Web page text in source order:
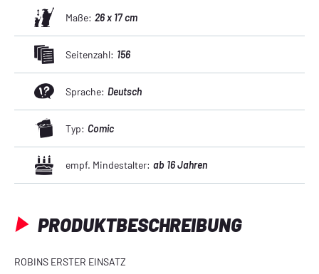
PRODUKTBESCHREIBUNG
ROBINS ERSTER EINSATZ
Maße: 26 x 17 cm
Seitenzahl: 156
Sprache: Deutsch
Typ: Comic
empf. Mindestalter: ab 16 Jahren